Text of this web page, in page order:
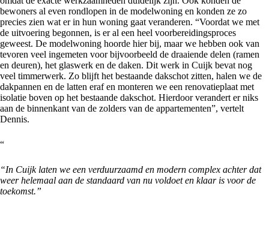
bewoners al even rondlopen in de modelwoning en konden ze zo
precies zien wat er in hun woning gaat veranderen. “Voordat we met
de uitvoering begonnen, is er al een heel voorbereidingsproces
geweest. De modelwoning hoorde hier bij, maar we hebben ook van
tevoren veel ingemeten voor bijvoorbeeld de draaiende delen (ramen
en deuren), het glaswerk en de daken. Dit werk in Cuijk bevat nog
veel timmerwerk. Zo blijft het bestaande dakschot zitten, halen we de
dakpannen en de latten eraf en monteren we een renovatieplaat met
isolatie boven op het bestaande dakschot. Hierdoor verandert er niks
aan de binnenkant van de zolders van de appartementen”, vertelt
Dennis.
“
“In Cuijk laten we een verduurzaamd en modern complex achter dat
weer helemaal aan de standaard van nu voldoet en klaar is voor de
toekomst.”